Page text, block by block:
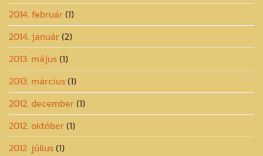
2014. február(1)
2014. január(2)
2013. május(1)
2013. március(1)
2012. december(1)
2012. október(1)
2012. július(1)